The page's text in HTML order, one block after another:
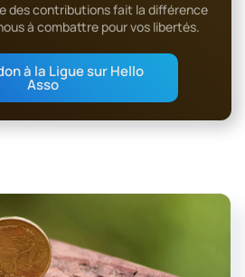
des contributions fait la différence
à combattre pour vos libertés.
à la Ligue sur Hello
Asso